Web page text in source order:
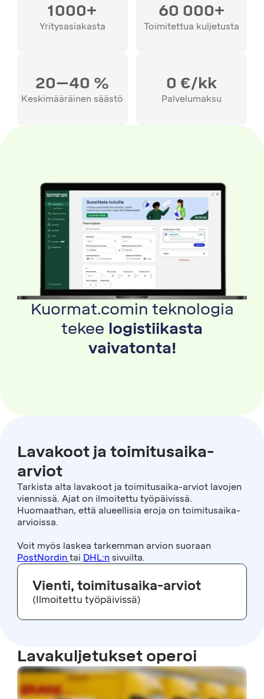
1000+
Yritysasiakasta
60 000+
Toimitettua kuljetusta
20–40 %
Keskimääräinen säästö
0 €/kk
Palvelumaksu
Kuormat.comin teknologia
tekee logistiikasta
vaivatonta!
Lavakoot ja toimitusaika-
arviot
Tarkista alta lavakoot ja toimitusaika-arviot lavojen
viennissä. Ajat on ilmoitettu työpäivissä.
Huomaathan, että alueellisia eroja on toimitusaika-
arvioissa.
Voit myös laskea tarkemman arvion suoraan
PostNordin tai DHL:nsivuilta.
Vienti, toimitusaika-arviot
(Ilmoitettu työpäivissä)
Lavakuljetukset operoi